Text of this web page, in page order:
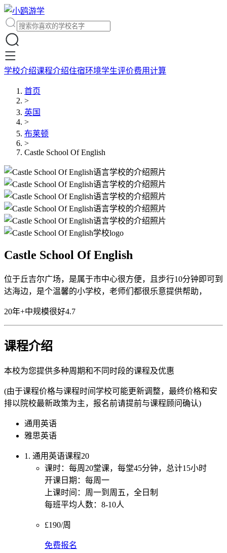
学校介绍课程介绍住宿环境学生评价费用计算
首页
>
英国
>
布莱顿
>
Castle School Of English
Castle School Of English
位于丘吉尔广场，是属于市中心很方便，且步行10分钟即可到
达海边，是个温馨的小学校，老师们都很乐意提供帮助，
20年+中规模很好4.7
课程介绍
本校为您提供多种周期和不同时段的课程及优惠
(由于课程价格与课程时间学校可能更新调整，最终价格和安
排以院校最新政策为主，报名前请提前与课程顾问确认)
通用英语
雅思英语
1. 通用英语课程20
课时：每周20堂课，每堂45分钟，总计15小时
开课日期：每周一
上课时间：周一到周五，全日制
每班平均人数：8-10人
£190/周
免费报名